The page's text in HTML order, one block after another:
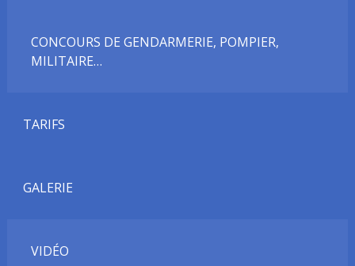
CONCOURS DE GENDARMERIE, POMPIER,
MILITAIRE…
TARIFS
GALERIE
VIDÉO